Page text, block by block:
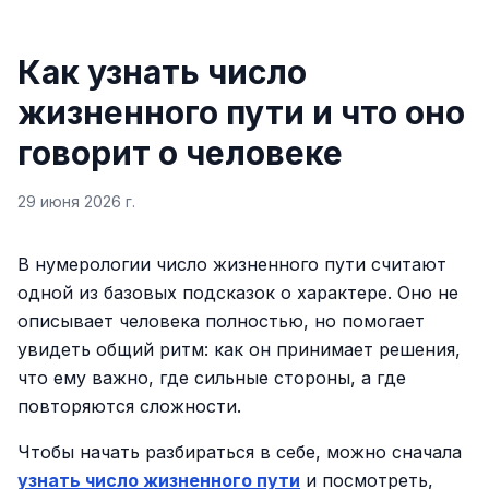
Как узнать число
жизненного пути и что оно
говорит о человеке
29 июня 2026 г.
В нумерологии число жизненного пути считают
одной из базовых подсказок о характере. Оно не
описывает человека полностью, но помогает
увидеть общий ритм: как он принимает решения,
что ему важно, где сильные стороны, а где
повторяются сложности.
Чтобы начать разбираться в себе, можно сначала
узнать число жизненного пути и посмотреть,